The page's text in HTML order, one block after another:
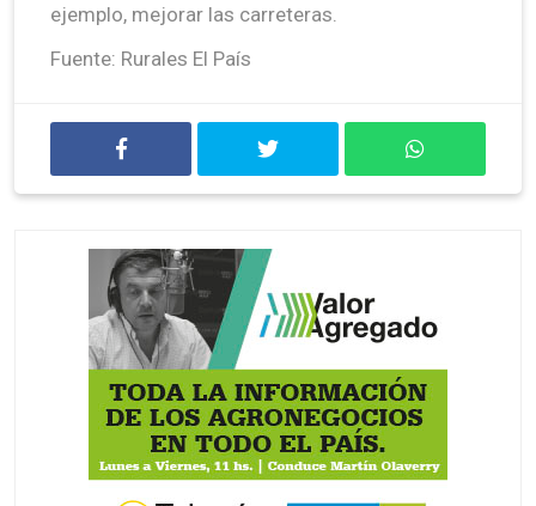
ejemplo, mejorar las carreteras.
Fuente: Rurales El País